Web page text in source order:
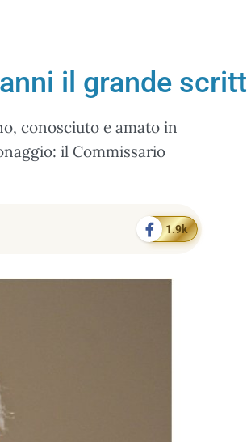
il grande
conosciuto e amato in
il Commissario
1.9k